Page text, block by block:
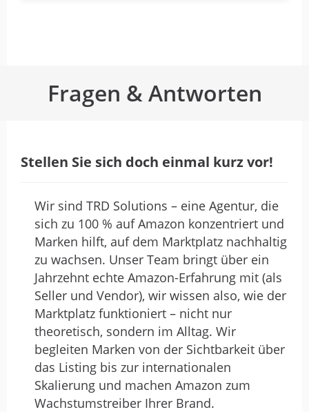
Fragen & Antworten
Stellen Sie sich doch einmal kurz vor!
Wir sind TRD Solutions – eine Agentur, die
sich zu 100 % auf Amazon konzentriert und
Marken hilft, auf dem Marktplatz nachhaltig
zu wachsen. Unser Team bringt über ein
Jahrzehnt echte Amazon-Erfahrung mit (als
Seller und Vendor), wir wissen also, wie der
Marktplatz funktioniert – nicht nur
theoretisch, sondern im Alltag. Wir
begleiten Marken von der Sichtbarkeit über
das Listing bis zur internationalen
Skalierung und machen Amazon zum
Wachstumstreiber Ihrer Brand.